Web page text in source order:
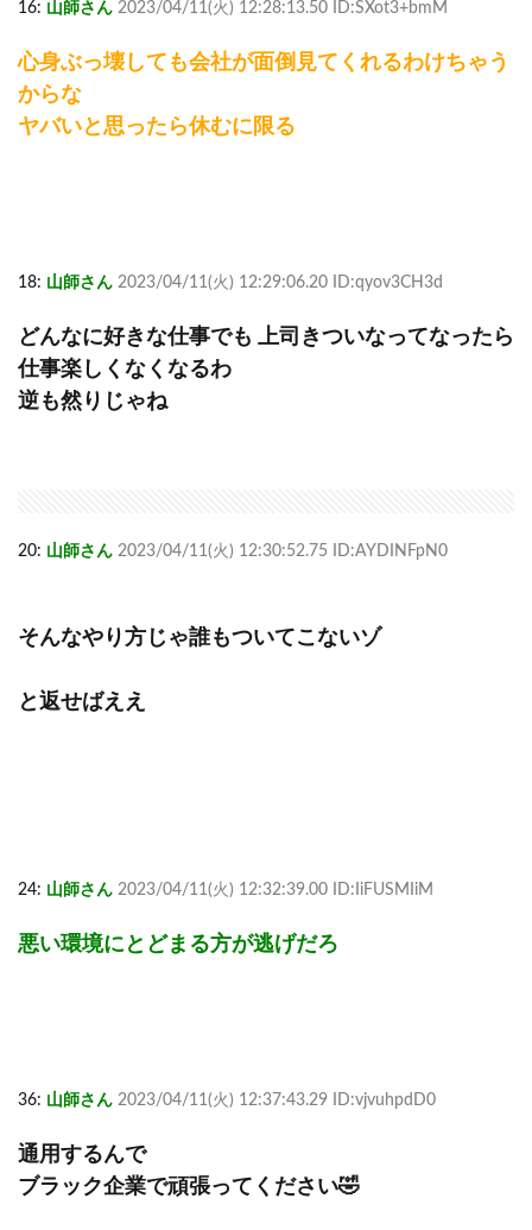
16: 山師さん 2023/04/11(火) 12:28:13.50 ID:SXot3+bmM
心身ぶっ壊しても会社が面倒見てくれるわけちゃう
からな
ヤバいと思ったら休むに限る
18: 山師さん 2023/04/11(火) 12:29:06.20 ID:qyov3CH3d
どんなに好きな仕事でも 上司きついなってなったら
仕事楽しくなくなるわ
逆も然りじゃね
20: 山師さん 2023/04/11(火) 12:30:52.75 ID:AYDINFpN0
そんなやり方じゃ誰もついてこないゾ
と返せばええ
24: 山師さん 2023/04/11(火) 12:32:39.00 ID:IiFUSMIiM
悪い環境にとどまる方が逃げだろ
36: 山師さん 2023/04/11(火) 12:37:43.29 ID:vjvuhpdD0
通用するんで
ブラック企業で頑張ってください🤣